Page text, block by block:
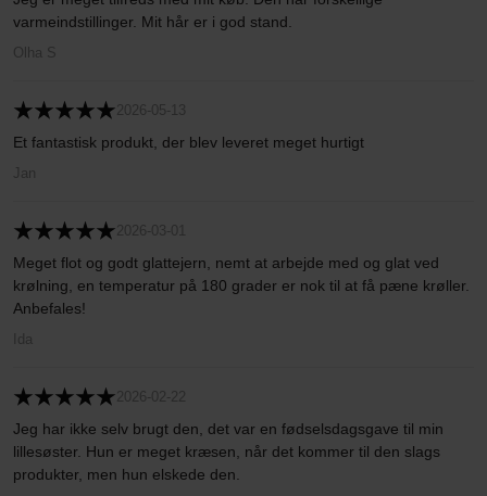
varmeindstillinger. Mit hår er i god stand.
Olha S
2026-05-13
Et fantastisk produkt, der blev leveret meget hurtigt
Jan
2026-03-01
Meget flot og godt glattejern, nemt at arbejde med og glat ved
krølning, en temperatur på 180 grader er nok til at få pæne krøller.
Anbefales!
Ida
2026-02-22
Jeg har ikke selv brugt den, det var en fødselsdagsgave til min
lillesøster. Hun er meget kræsen, når det kommer til den slags
produkter, men hun elskede den.